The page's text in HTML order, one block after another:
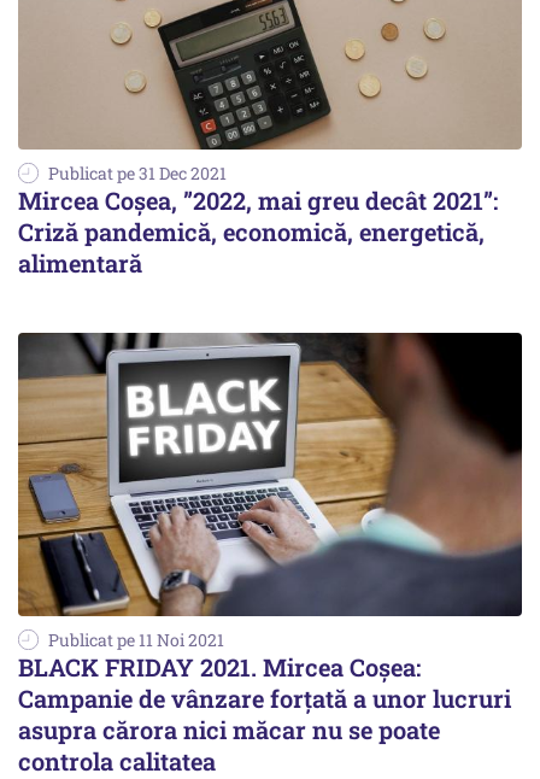
Publicat pe 31 Dec 2021
Mircea Coșea, ”2022, mai greu decât 2021”:
Criză pandemică, economică, energetică,
alimentară
Publicat pe 11 Noi 2021
BLACK FRIDAY 2021. Mircea Coșea:
Campanie de vânzare forțată a unor lucruri
asupra cărora nici măcar nu se poate
controla calitatea